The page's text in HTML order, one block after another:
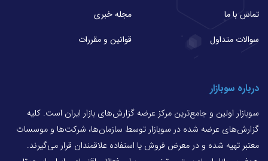
تماس با ما
مجله خبری
سوالات متداول
قوانین و مقررات
درباره سوبازار
سوبازار اولین و جامع‌ترین مرکز عرضه گزارش‌های بازار ایران است. کلیه
گزارش‌های عرضه شده در سوبازار توسط سازمان‌ها، شرکت‌ها و موسسات
معتبر تهیه شده و در معرض فروش یا استفاده علاقمندان قرار می‌گیرند.